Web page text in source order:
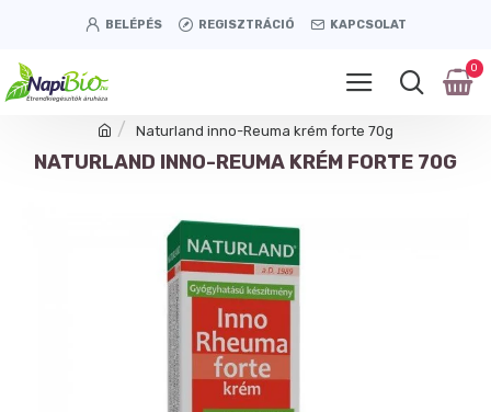
BELÉPÉS REGISZTRÁCIÓ KAPCSOLAT
0
Naturland inno-Reuma krém forte 70g
NATURLAND INNO-REUMA KRÉM FORTE 70G